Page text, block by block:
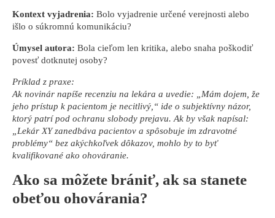
Kontext vyjadrenia: Bolo vyjadrenie určené verejnosti alebo
išlo o súkromnú komunikáciu?
Úmysel autora: Bola cieľom len kritika, alebo snaha poškodiť
povesť dotknutej osoby?
Príklad z praxe:
Ak novinár napíše recenziu na lekára a uvedie: „Mám dojem, že
jeho prístup k pacientom je necitlivý,“ ide o subjektívny názor,
ktorý patrí pod ochranu slobody prejavu. Ak by však napísal:
„Lekár XY zanedbáva pacientov a spôsobuje im zdravotné
problémy“ bez akýchkoľvek dôkazov, mohlo by to byť
kvalifikované ako ohováranie.
Ako sa môžete brániť, ak sa stanete
obeťou ohovárania?